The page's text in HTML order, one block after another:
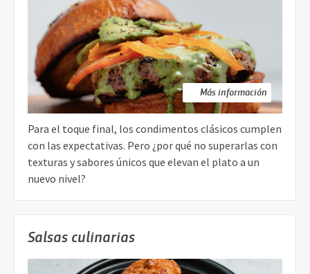
Más información
Para el toque final, los condimentos clásicos cumplen
con las expectativas. Pero ¿por qué no superarlas con
texturas y sabores únicos que elevan el plato a un
nuevo nivel?
Salsas culinarias